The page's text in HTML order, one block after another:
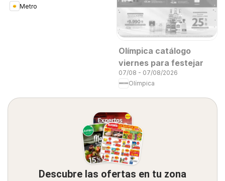
Metro
Olímpica catálogo
viernes para festejar
07/08 - 07/08/2026
Olímpica
Descubre las ofertas en tu zona